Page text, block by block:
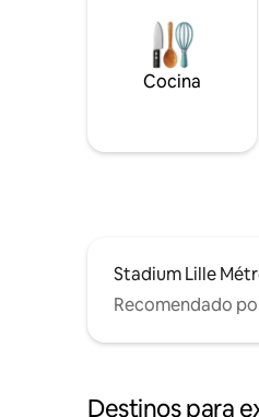
Cocina
Stadium Lille
Recomendado
Destinos para